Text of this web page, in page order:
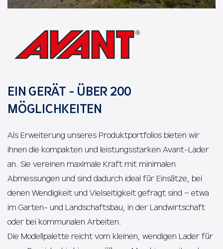
EIN GERÄT - ÜBER 200
MÖGLICHKEITEN
Als Erweiterung unseres Produktportfolios bieten wir
Ihnen die kompakten und leistungsstarken Avant-Lader
an. Sie vereinen maximale Kraft mit minimalen
Abmessungen und sind dadurch ideal für Einsätze, bei
denen Wendigkeit und Vielseitigkeit gefragt sind – etwa
im Garten- und Landschaftsbau, in der Landwirtschaft
oder bei kommunalen Arbeiten.
Die Modellpalette reicht vom kleinen, wendigen Lader für